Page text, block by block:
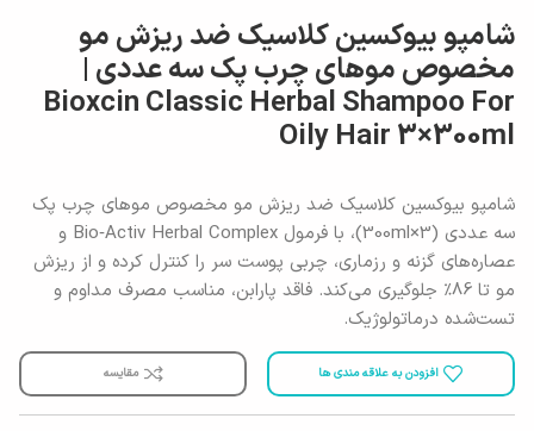
شامپو بیوکسین کلاسیک ضد ریزش مو
مخصوص موهای چرب پک سه عددی |
Bioxcin Classic Herbal Shampoo For
Oily Hair 3×300ml
شامپو بیوکسین کلاسیک ضد ریزش مو مخصوص موهای چرب پک
سه عددی (3×300ml)، با فرمول Bio‑Activ Herbal Complex و
عصاره‌های گزنه و رزماری، چربی پوست سر را کنترل کرده و از ریزش
مو تا 86٪ جلوگیری می‌کند. فاقد پارابن، مناسب مصرف مداوم و
تست‌شده درماتولوژیک.
افزودن به علاقه مندی ها مقایسه